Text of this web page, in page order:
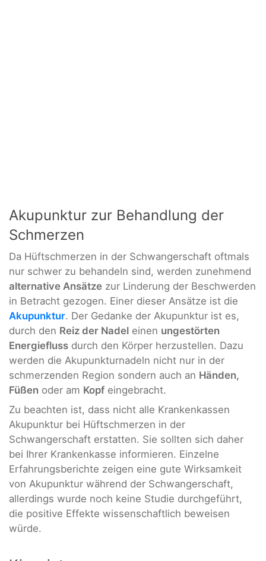
Akupunktur zur Behandlung der
Schmerzen
Da Hüftschmerzen in der Schwangerschaft oftmals
nur schwer zu behandeln sind, werden zunehmend
alternative Ansätze zur Linderung der Beschwerden
in Betracht gezogen. Einer dieser Ansätze ist die
Akupunktur. Der Gedanke der Akupunktur ist es,
durch den Reiz der Nadel einen ungestörten
Energiefluss durch den Körper herzustellen. Dazu
werden die Akupunkturnadeln nicht nur in der
schmerzenden Region sondern auch an Händen,
Füßen oder am Kopf eingebracht.
Zu beachten ist, dass nicht alle Krankenkassen
Akupunktur bei Hüftschmerzen in der
Schwangerschaft erstatten. Sie sollten sich daher
bei Ihrer Krankenkasse informieren. Einzelne
Erfahrungsberichte zeigen eine gute Wirksamkeit
von Akupunktur während der Schwangerschaft,
allerdings wurde noch keine Studie durchgeführt,
die positive Effekte wissenschaftlich beweisen
würde.